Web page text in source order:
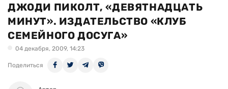
ДЖОДИ ПИКОЛТ, «ДЕВЯТНАДЦАТЬ
МИНУТ». ИЗДАТЕЛЬСТВО «КЛУБ
СЕМЕЙНОГО ДОСУГА»
04 декабря, 2009, 14:23
Поделиться